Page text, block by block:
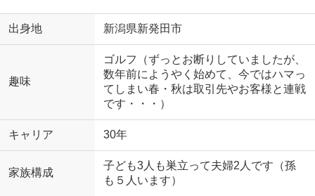
出身地 新潟県新発田市
趣味
ゴルフ（ずっとお断りしていましたが、
数年前にようやく始めて、今ではハマっ
てしまい春・秋は取引先やお客様と連戦
です・・・）
キャリア 30年
家族構成
子ども3人も巣立って夫婦2人です（孫
も５人います）